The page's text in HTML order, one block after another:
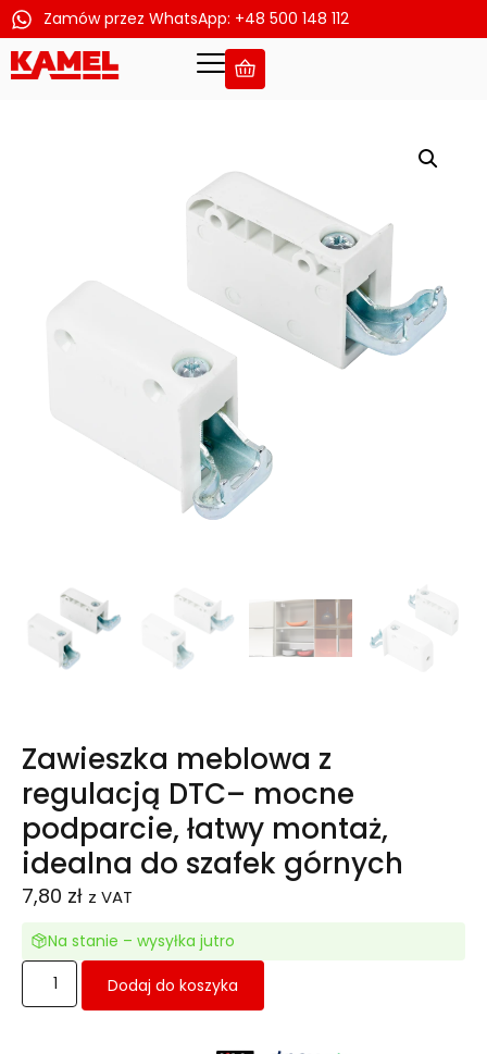
Przejdź
Zamów przez WhatsApp: +48 500 148 112
Zawieszka meblowa z
regulacją DTC– mocne
podparcie, łatwy montaż,
idealna do szafek górnych
7,80 zł z VAT
Na stanie – wysyłka jutro
Dodaj do koszyka